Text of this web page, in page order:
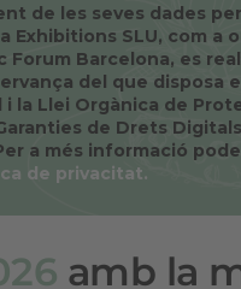
de les seves dades
Exhibitions SLU, com a
Forum Barcelona, es
del que disposa
i la Llei Orgànica de
de Drets
a més informació
de privacitat.
amb la